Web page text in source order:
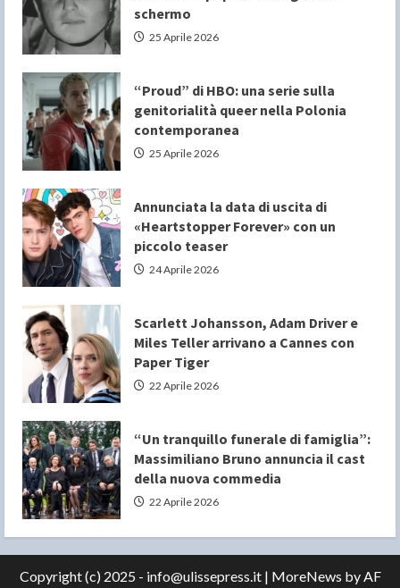
schermo
25 Aprile 2026
“Proud” di HBO: una serie sulla
genitorialità queer nella Polonia
contemporanea
25 Aprile 2026
Annunciata la data di uscita di
«Heartstopper Forever» con un
piccolo teaser
24 Aprile 2026
Scarlett Johansson, Adam Driver e
Miles Teller arrivano a Cannes con
Paper Tiger
22 Aprile 2026
“Un tranquillo funerale di famiglia”:
Massimiliano Bruno annuncia il cast
della nuova commedia
22 Aprile 2026
Copyright (c) 2025 - info@ulissepress.it | MoreNews by AF